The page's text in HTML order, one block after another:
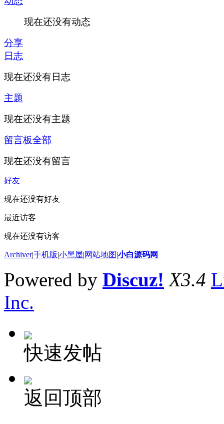
现在还没有动态
分享
日志
现在还没有日志
主题
现在还没有主题
留言板全部
现在还没有留言
好友
现在还没有好友
最近访客
现在还没有访客
Archiver|手机版|小黑屋|网站地图|小白源码网
Powered by Discuz! X3.4
Inc.
快速发帖
返回顶部